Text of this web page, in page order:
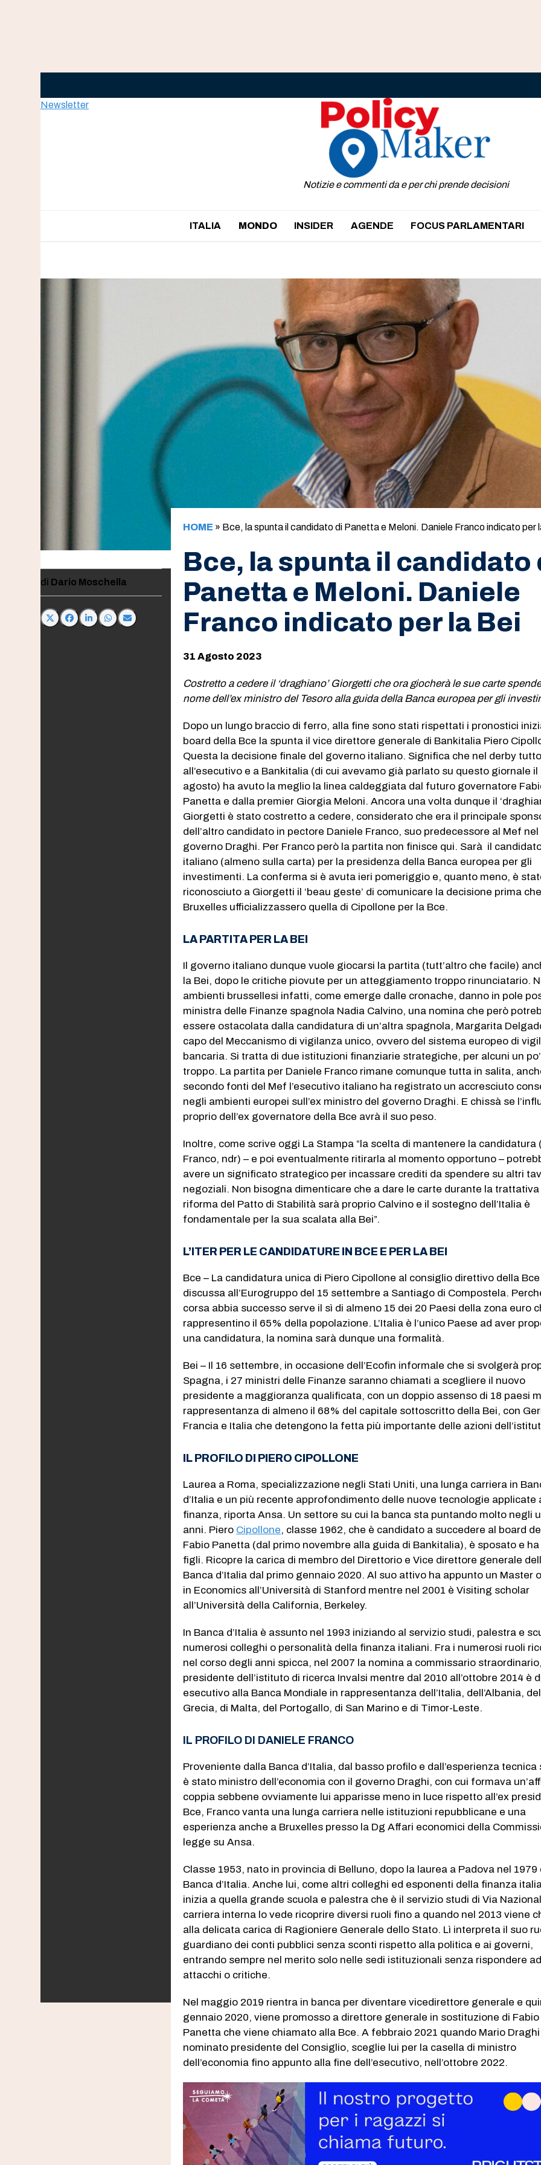
Newsletter
Notizie e commenti da e per chi prende decisioni
ITALIA MONDO INSIDER AGENDE FOCUS PARLAMENTARI
Dario Moschella
HOME » Bce, la spunta il candidato di Panetta e Meloni. Daniele Franco indicato per
Bce, la spunta il candidato
Panetta e Meloni. Daniele
Franco indicato per la Bei
31 Agosto 2023
Costretto a cedere il ‘draghiano’ Giorgetti che ora giocherà le sue carte
nome dell’ex ministro del Tesoro alla guida della Banca europea per gli
Dopo un lungo braccio di ferro, alla fine sono stati rispettati i pronostici
board della Bce la spunta il vice direttore generale di Bankitalia Piero
Questa la decisione finale del governo italiano. Significa che nel derby
all’esecutivo e a Bankitalia (di cui avevamo già parlato su questo giornale il
agosto) ha avuto la meglio la linea caldeggiata dal futuro governatore
Panetta e dalla premier Giorgia Meloni. Ancora una volta dunque il
Giorgetti è stato costretto a cedere, considerato che era il principale
dell’altro candidato in pectore Daniele Franco, suo predecessore al Mef nel
governo Draghi. Per Franco però la partita non finisce qui. Sarà il
italiano (almeno sulla carta) per la presidenza della Banca europea per gli
investimenti. La conferma si è avuta ieri pomeriggio e, quanto meno, è
riconosciuto a Giorgetti il ‘beau geste’ di comunicare la decisione prima
Bruxelles ufficializzassero quella di Cipollone per la Bce.
LA PARTITA PER LA BEI
Il governo italiano dunque vuole giocarsi la partita (tutt’altro che facile)
la Bei, dopo le critiche piovute per un atteggiamento troppo rinunciatario.
ambienti brussellesi infatti, come emerge dalle cronache, danno in pole
ministra delle Finanze spagnola Nadia Calvino, una nomina che però
essere ostacolata dalla candidatura di un’altra spagnola, Margarita
capo del Meccanismo di vigilanza unico, ovvero del sistema europeo di
bancaria. Si tratta di due istituzioni finanziarie strategiche, per alcuni un po’
troppo. La partita per Daniele Franco rimane comunque tutta in salita,
secondo fonti del Mef l’esecutivo italiano ha registrato un accresciuto
negli ambienti europei sull’ex ministro del governo Draghi. E chissà se
proprio dell’ex governatore della Bce avrà il suo peso.
Inoltre, come scrive oggi La Stampa “la scelta di mantenere la candidatura
Franco, ndr) – e poi eventualmente ritirarla al momento opportuno –
avere un significato strategico per incassare crediti da spendere su altri
negoziali. Non bisogna dimenticare che a dare le carte durante la trattativa
riforma del Patto di Stabilità sarà proprio Calvino e il sostegno dell’Italia è
fondamentale per la sua scalata alla Bei”.
L’ITER PER LE CANDIDATURE IN BCE E PER LA BEI
Bce – La candidatura unica di Piero Cipollone al consiglio direttivo della
discussa all’Eurogruppo del 15 settembre a Santiago di Compostela.
corsa abbia successo serve il sì di almeno 15 dei 20 Paesi della zona euro
rappresentino il 65% della popolazione. L’Italia è l’unico Paese ad aver
una candidatura, la nomina sarà dunque una formalità.
Bei – Il 16 settembre, in occasione dell’Ecofin informale che si svolgerà
Spagna, i 27 ministri delle Finanze saranno chiamati a scegliere il nuovo
presidente a maggioranza qualificata, con un doppio assenso di 18 paesi
rappresentanza di almeno il 68% del capitale sottoscritto della Bei, con
Francia e Italia che detengono la fetta più importante delle azioni
IL PROFILO DI PIERO CIPOLLONE
Laurea a Roma, specializzazione negli Stati Uniti, una lunga carriera in
d’Italia e un più recente approfondimento delle nuove tecnologie applicate
finanza, riporta Ansa. Un settore su cui la banca sta puntando molto negli
anni. Piero Cipollone, classe 1962, che è candidato a succedere al board
Fabio Panetta (dal primo novembre alla guida di Bankitalia), è sposato e ha
figli. Ricopre la carica di membro del Direttorio e Vice direttore generale
Banca d’Italia dal primo gennaio 2020. Al suo attivo ha appunto un Master
in Economics all’Università di Stanford mentre nel 2001 è Visiting scholar
all’Università della California, Berkeley.
In Banca d’Italia è assunto nel 1993 iniziando al servizio studi, palestra e
numerosi colleghi o personalità della finanza italiani. Fra i numerosi ruoli
nel corso degli anni spicca, nel 2007 la nomina a commissario
presidente dell’istituto di ricerca Invalsi mentre dal 2010 all’ottobre 2014 è
esecutivo alla Banca Mondiale in rappresentanza dell’Italia, dell’Albania,
Grecia, di Malta, del Portogallo, di San Marino e di Timor-Leste.
IL PROFILO DI DANIELE FRANCO
Proveniente dalla Banca d’Italia, dal basso profilo e dall’esperienza tecnica
è stato ministro dell’economia con il governo Draghi, con cui formava
coppia sebbene ovviamente lui apparisse meno in luce rispetto all’ex
Bce, Franco vanta una lunga carriera nelle istituzioni repubblicane e una
esperienza anche a Bruxelles presso la Dg Affari economici della
legge su Ansa.
Classe 1953, nato in provincia di Belluno, dopo la laurea a Padova nel 1979
Banca d’Italia. Anche lui, come altri colleghi ed esponenti della finanza
inizia a quella grande scuola e palestra che è il servizio studi di Via
carriera interna lo vede ricoprire diversi ruoli fino a quando nel 2013 viene
alla delicata carica di Ragioniere Generale dello Stato. Lì interpreta il suo
guardiano dei conti pubblici senza sconti rispetto alla politica e ai governi,
entrando sempre nel merito solo nelle sedi istituzionali senza rispondere ad
attacchi o critiche.
Nel maggio 2019 rientra in banca per diventare vicedirettore generale e
gennaio 2020, viene promosso a direttore generale in sostituzione di Fabio
Panetta che viene chiamato alla Bce. A febbraio 2021 quando Mario
nominato presidente del Consiglio, sceglie lui per la casella di ministro
dell’economia fino appunto alla fine dell’esecutivo, nell’ottobre 2022.